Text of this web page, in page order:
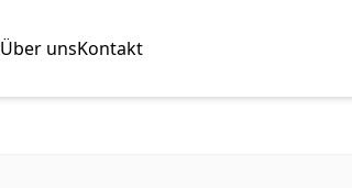
Über unsKontakt